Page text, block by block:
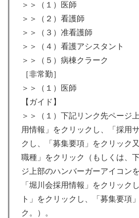
＞＞（１）医師
＞＞（２）看護師
＞＞（３）准看護師
＞＞（４）看護アシスタント
＞＞（５）病棟クラーク
［非常勤］
＞＞（１）医師
【ガイド】
＞＞（１）下記リンク先ページ
用情報」をクリックし、「採用
クし、「募集要項」をクリック
職種」をクリック（もしくは、
ジ上部のハンバーガーアイコン
「堀川会採用情報」をクリック
ト」をクリックし、「募集要項
ク。）。